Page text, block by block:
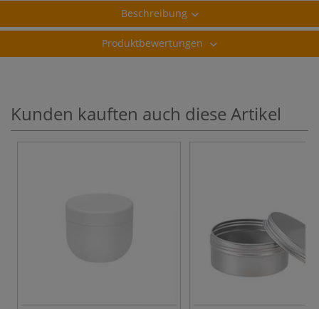
Beschreibung
Produktbewertungen
Kunden kauften auch diese Artikel